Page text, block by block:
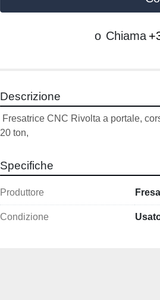
o Chiama
Descrizione
Fresatrice CNC Rivolta a portale,
20 ton,
Specifiche
Produttore
Condizione